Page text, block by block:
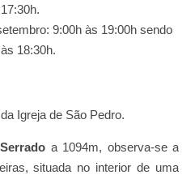
9:00h às 19:00h sendo
18:30h.
Igreja de São Pedro.
a 1094m, observa-se a
situada no interior de uma